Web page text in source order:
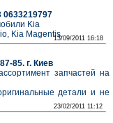
0633219797
Kia
Kia Magentis.13/09/2011 16:18
85. г. Киев
запчастей на
детали и не
23/02/2011 11:12